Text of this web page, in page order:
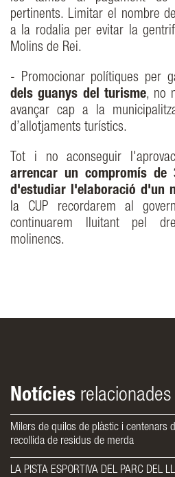
pertinents. Limitar el nombre
a la rodalia per evitar la
Molins de Rei.
- Promocionar polítiques per
dels guanys del turisme, no
avançar cap a la
d’allotjaments turístics.
Tot i no aconseguir
arrencar un compromís
d'estudiar l'elaboració d'un
la CUP recordarem al
continuarem lluitant pel
molinencs.
Notícies relacionades
Milers de quilos de plàstic i centenars
recollida de residus de merda
LA PISTA ESPORTIVA DEL PARC DEL